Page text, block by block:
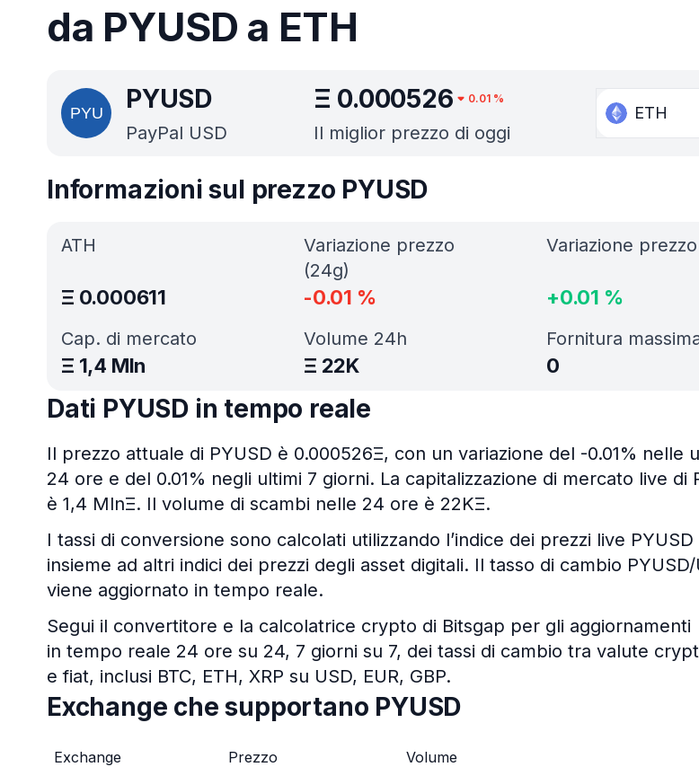
da PYUSD a ETH
PYUSD
PayPal USD
Ξ 0.000526 0.01%
Il miglior prezzo di oggi
ETH
Informazioni sul prezzo PYUSD
ATH
Ξ 0.000611
Cap. di mercato
Ξ 1,4 Mln
Variazione prezzo
(24g)
-0.01 %
Variazione
+0.01 %
Volume 24h
Ξ 22K
Fornitura
0
Dati PYUSD in tempo reale
Il prezzo attuale di PYUSD è 0.000526Ξ, con un variazione del -0.01% nelle
24 ore e del 0.01% negli ultimi 7 giorni. La capitalizzazione di mercato live di
è 1,4 MlnΞ. Il volume di scambi nelle 24 ore è 22KΞ.
I tassi di conversione sono calcolati utilizzando l’indice dei prezzi live PYUSD
insieme ad altri indici dei prezzi degli asset digitali. Il tasso di cambio PYUSD/
viene aggiornato in tempo reale.
Segui il convertitore e la calcolatrice crypto di Bitsgap per gli aggiornamenti
in tempo reale 24 ore su 24, 7 giorni su 7, dei tassi di cambio tra valute
e fiat, inclusi BTC, ETH, XRP su USD, EUR, GBP.
Exchange che supportano PYUSD
Exchange Prezzo Volume